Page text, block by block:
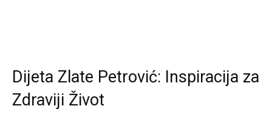
Dijeta Zlate Petrović: Inspiracija za
Zdraviji Život